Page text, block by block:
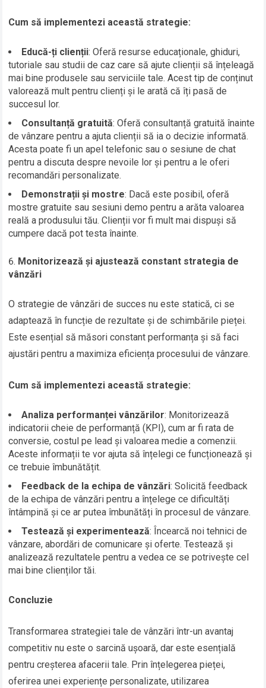
Cum să implementezi această strategie:
Educă-ți clienții: Oferă resurse educaționale, ghiduri,
tutoriale sau studii de caz care să ajute clienții să înțeleagă
mai bine produsele sau serviciile tale. Acest tip de conținut
valorează mult pentru clienți și le arată că îți pasă de
succesul lor.
Consultanță gratuită: Oferă consultanță gratuită înainte
de vânzare pentru a ajuta clienții să ia o decizie informată.
Acesta poate fi un apel telefonic sau o sesiune de chat
pentru a discuta despre nevoile lor și pentru a le oferi
recomandări personalizate.
Demonstrații și mostre: Dacă este posibil, oferă
mostre gratuite sau sesiuni demo pentru a arăta valoarea
reală a produsului tău. Clienții vor fi mult mai dispuși să
cumpere dacă pot testa înainte.
Monitorizează și ajustează constant strategia de
vânzări
O strategie de vânzări de succes nu este statică, ci se
adaptează în funcție de rezultate și de schimbările pieței.
Este esențial să măsori constant performanța și să faci
ajustări pentru a maximiza eficiența procesului de vânzare.
Cum să implementezi această strategie:
Analiza performanței vânzărilor: Monitorizează
indicatorii cheie de performanță (KPI), cum ar fi rata de
conversie, costul pe lead și valoarea medie a comenzii.
Aceste informații te vor ajuta să înțelegi ce funcționează și
ce trebuie îmbunătățit.
Feedback de la echipa de vânzări: Solicită feedback
de la echipa de vânzări pentru a înțelege ce dificultăți
întâmpină și ce ar putea îmbunătăți în procesul de vânzare.
Testează și experimentează: Încearcă noi tehnici de
vânzare, abordări de comunicare și oferte. Testează și
analizează rezultatele pentru a vedea ce se potrivește cel
mai bine clienților tăi.
Concluzie
Transformarea strategiei tale de vânzări într-un avantaj
competitiv nu este o sarcină ușoară, dar este esențială
pentru creșterea afacerii tale. Prin înțelegerea pieței,
oferirea unei experiențe personalizate, utilizarea